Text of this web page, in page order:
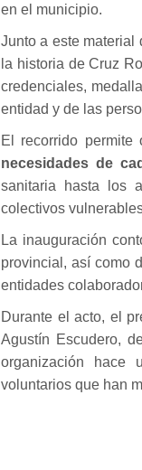
en el municipio.
Junto a este material
la historia de Cruz
credenciales,
entidad y de las
El recorrido
necesidades de
sanitaria hasta los
colectivos
La inauguración
provincial, así como
entidades
Durante el acto, el
Agustín Escudero,
organización hace
voluntarios que han